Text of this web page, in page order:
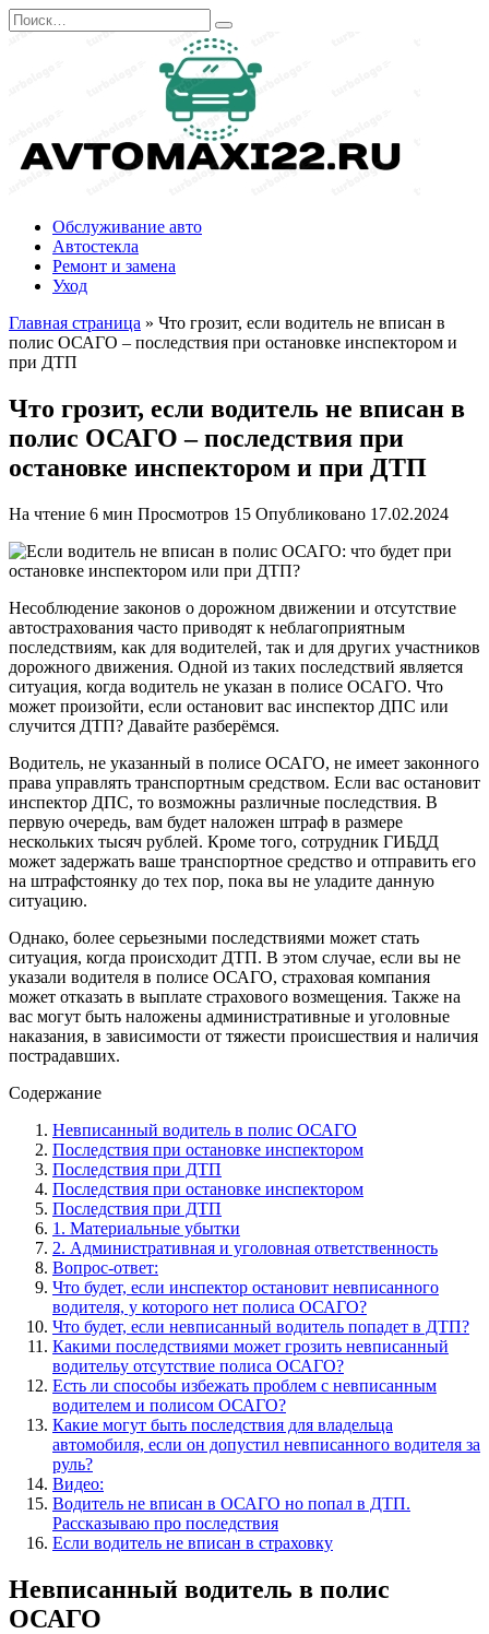
Перейти
к
Search
for:
Обслуживание авто
Автостекла
Ремонт и замена
Уход
Главная страница » Что грозит, если водитель не вписан в
полис ОСАГО – последствия при остановке инспектором и
при ДТП
Что грозит, если водитель не вписан в
полис ОСАГО – последствия при
остановке инспектором и при ДТП
На чтение 6 мин Просмотров 15 Опубликовано 17.02.2024
Несоблюдение законов о дорожном движении и отсутствие
автострахования часто приводят к неблагоприятным
последствиям, как для водителей, так и для других участников
дорожного движения. Одной из таких последствий является
ситуация, когда водитель не указан в полисе ОСАГО. Что
может произойти, если остановит вас инспектор ДПС или
случится ДТП? Давайте разберёмся.
Водитель, не указанный в полисе ОСАГО, не имеет законного
права управлять транспортным средством. Если вас остановит
инспектор ДПС, то возможны различные последствия. В
первую очередь, вам будет наложен штраф в размере
нескольких тысяч рублей. Кроме того, сотрудник ГИБДД
может задержать ваше транспортное средство и отправить его
на штрафстоянку до тех пор, пока вы не уладите данную
ситуацию.
Однако, более серьезными последствиями может стать
ситуация, когда происходит ДТП. В этом случае, если вы не
указали водителя в полисе ОСАГО, страховая компания
может отказать в выплате страхового возмещения. Также на
вас могут быть наложены административные и уголовные
наказания, в зависимости от тяжести происшествия и наличия
пострадавших.
Содержание
Невписанный водитель в полис ОСАГО
Последствия при остановке инспектором
Последствия при ДТП
Последствия при остановке инспектором
Последствия при ДТП
1. Материальные убытки
2. Административная и уголовная ответственность
Вопрос-ответ:
Что будет, если инспектор остановит невписанного
водителя, у которого нет полиса ОСАГО?
Что будет, если невписанный водитель попадет в ДТП?
Какими последствиями может грозить невписанный
водительу отсутствие полиса ОСАГО?
Есть ли способы избежать проблем с невписанным
водителем и полисом ОСАГО?
Какие могут быть последствия для владельца
автомобиля, если он допустил невписанного водителя за
руль?
Видео:
Водитель не вписан в ОСАГО но попал в ДТП.
Рассказываю про последствия
Если водитель не вписан в страховку
Невписанный водитель в полис
ОСАГО